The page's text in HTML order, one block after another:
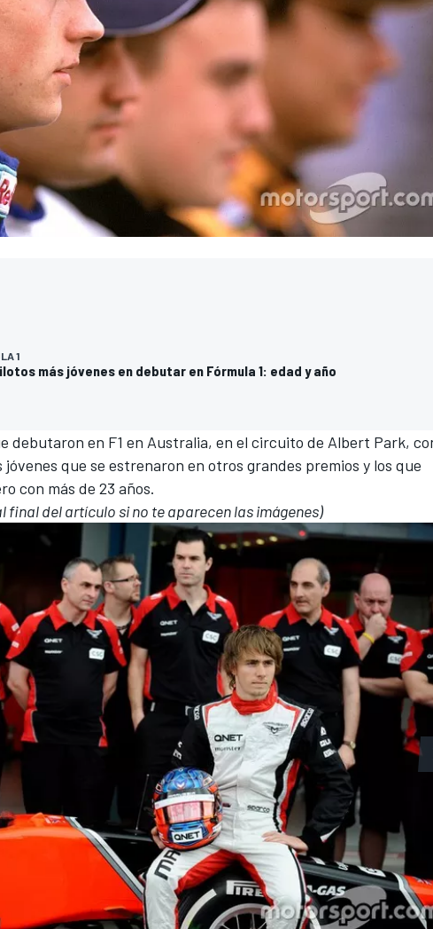
1
más jóvenes en debutar en Fórmula 1: edad y año
debutaron en F1 en Australia, en el circuito de Albert Park,
jóvenes que se estrenaron en otros grandes premios y los que
con más de 23 años.
final del artículo si no te aparecen las imágenes)